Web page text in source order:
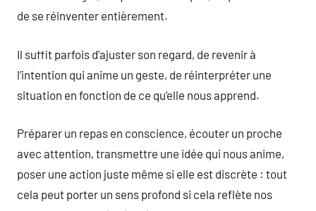
de se réinventer entièrement.
Il suffit parfois d’ajuster son regard, de revenir à
l’intention qui anime un geste, de réinterpréter une
situation en fonction de ce qu’elle nous apprend.
Préparer un repas en conscience, écouter un proche
avec attention, transmettre une idée qui nous anime,
poser une action juste même si elle est discrète : tout
cela peut porter un sens profond si cela reflète nos